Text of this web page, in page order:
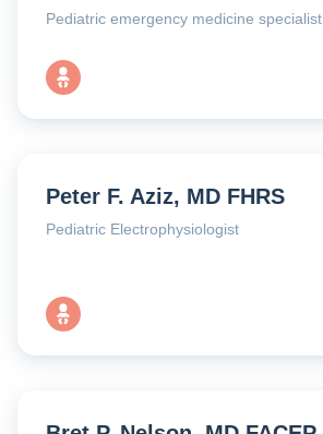
Pediatric emergency medicine specialist
Peter F. Aziz, MD FHRS
Pediatric Electrophysiologist